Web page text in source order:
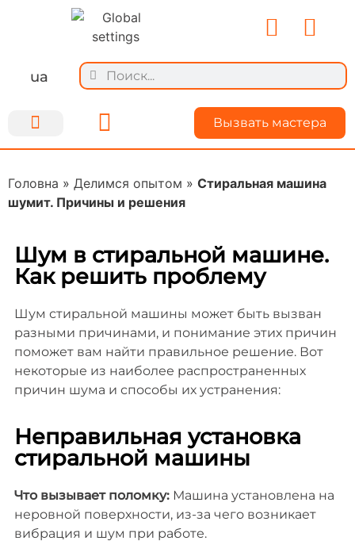
ua
Вызвать мастера
Головна » Делимся опытом » Стиральная машина
шумит. Причины и решения
Шум в стиральной машине.
Как решить проблему
Шум стиральной машины может быть вызван
разными причинами, и понимание этих причин
поможет вам найти правильное решение. Вот
некоторые из наиболее распространенных
причин шума и способы их устранения:
Неправильная установка
стиральной машины
Что вызывает поломку:Машина установлена на
неровной поверхности, из-за чего возникает
вибрация и шум при работе.